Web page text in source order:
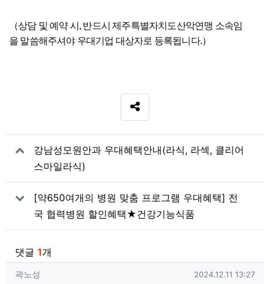
（상담 및 예약 시, 반드시 제주특별자치도산악연맹 소속임
을 말씀해주셔야 우대기업 대상자로 등록됩니다.）
SNS 공유
관련자료
강남성모원안과 우대혜택안내(라식, 라섹, 클리어
스마일라식)
[약650여개의 병원 맞춤 프로그램 우대혜택] 전
국 협력병원 할인혜택★건강기능식품
댓글 1개
곽노성님의 댓글
곽노성 작성일
2024.12.11 13:27